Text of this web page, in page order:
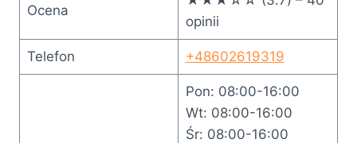
Ocena
opinii
Telefon +48602619319
Pon: 08:00-16:00
Wt: 08:00-16:00
Śr: 08:00-16:00